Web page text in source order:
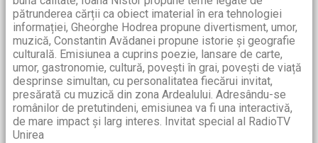
pătrunderea cărții ca obiect imaterial în era tehnologiei
informației, Gheorghe Hodrea propune divertisment, umor,
muzică, Constantin Avădanei propune istorie și geografie
culturală. Emisiunea a cuprins poezie, lansare de carte,
umor, gastronomie, cultură, povești în grai, povești de viață
desprinse simultan, cu personalitatea fiecărui invitat,
presărată cu muzică din zona Ardealului. Adresându-se
românilor de pretutindeni, emisiunea va fi una interactivă,
de mare impact și larg interes. Invitat special al RadioTV
Unirea